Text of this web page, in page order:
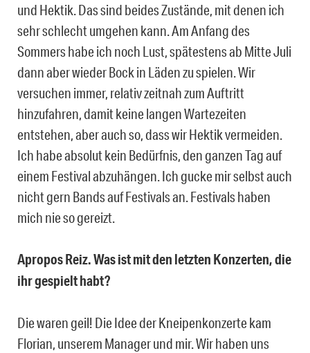
und Hektik. Das sind beides Zustände, mit denen ich
sehr schlecht umgehen kann. Am Anfang des
Sommers habe ich noch Lust, spätestens ab Mitte Juli
dann aber wieder Bock in Läden zu spielen. Wir
versuchen immer, relativ zeitnah zum Auftritt
hinzufahren, damit keine langen Wartezeiten
entstehen, aber auch so, dass wir Hektik vermeiden.
Ich habe absolut kein Bedürfnis, den ganzen Tag auf
einem Festival abzuhängen. Ich gucke mir selbst auch
nicht gern Bands auf Festivals an. Festivals haben
mich nie so gereizt.
Apropos Reiz. Was ist mit den letzten Konzerten, die
ihr gespielt habt?
Die waren geil! Die Idee der Kneipenkonzerte kam
Florian, unserem Manager und mir. Wir haben uns